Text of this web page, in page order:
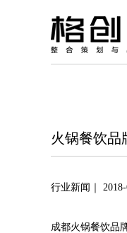
火锅餐饮品
行业新闻｜
成都火锅餐饮品